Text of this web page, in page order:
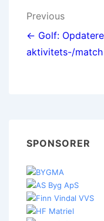
Previous
← Golf:
aktivitets-/
SPONSORER